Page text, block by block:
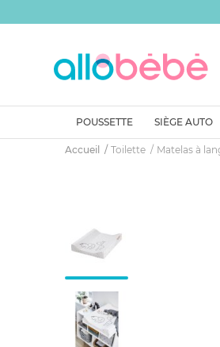
POUSSETTE SIÈGE AUTO
Accueil Toilette Matelas à